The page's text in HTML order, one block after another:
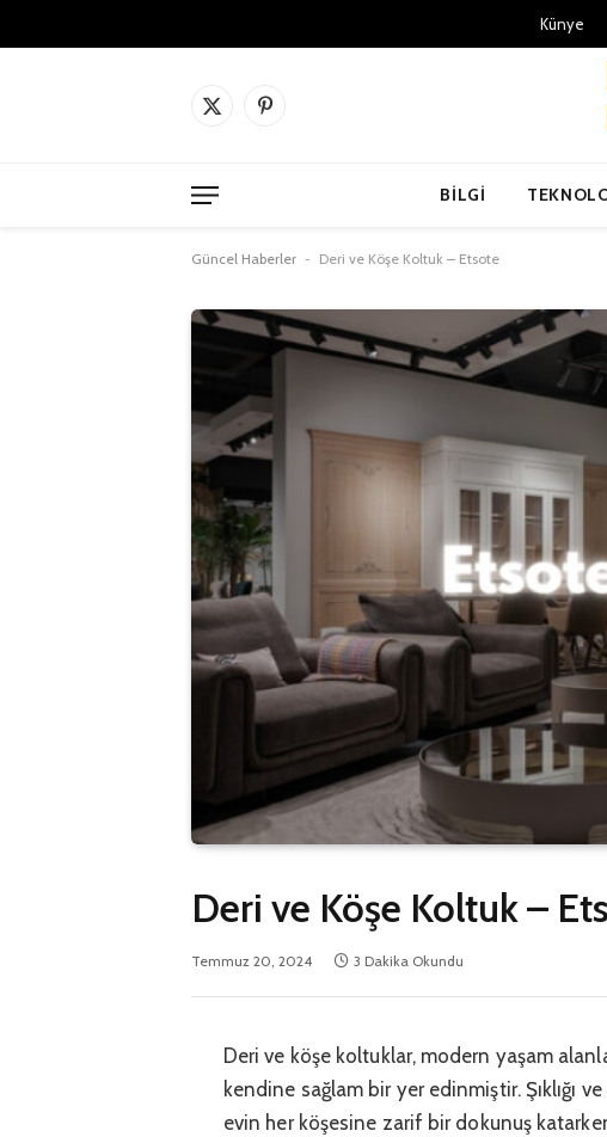
Künye
X
Pinterest'in
BILGI
Güncel Haberler - Deri ve Köşe Koltuk – Etsote
Deri ve Köşe Koltuk –
Temmuz 20, 2024 3 Dakika Okundu
Deri ve köşe koltuklar, modern yaşam
kendine sağlam bir yer edinmiştir. Şıklığı
evin her köşesine zarif bir dokunuş